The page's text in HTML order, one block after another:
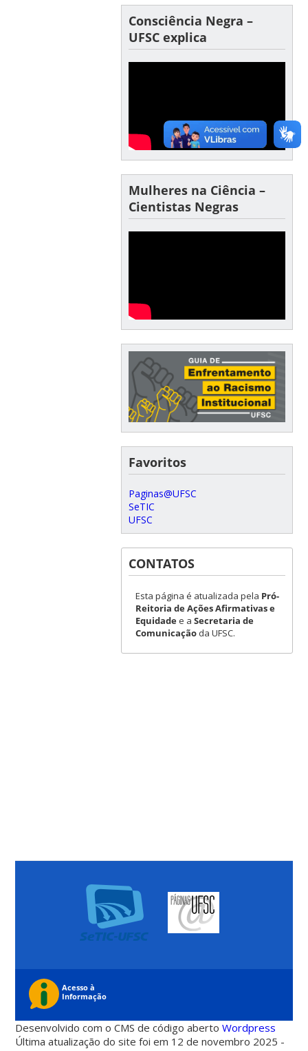
Consciência Negra –
UFSC explica
Mulheres na Ciência –
Cientistas Negras
Favoritos
Paginas@UFSC
SeTIC
UFSC
CONTATOS
Esta página é atualizada pela Pró-
Reitoria de Ações Afirmativas e
Equidadee a Secretaria de
Comunicaçãoda UFSC.
Desenvolvido com o CMS de código abertoWordpress
Última atualização do site foi em 12 de novembro 2025 -